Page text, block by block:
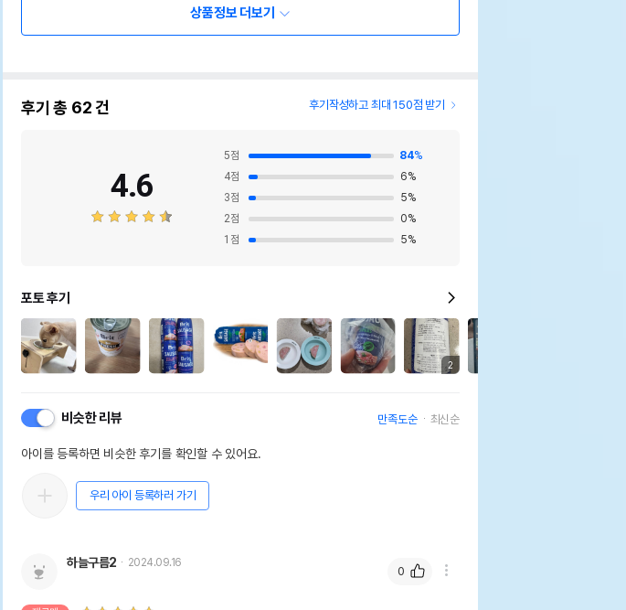
상품정보 더보기
후기 총 62건 후기작성하고 최대 150점 받기
4.6
5점 84%
4점 6%
3점 5%
2점 0%
1 점 5%
포토 후기
2
비슷한 리뷰 만족도순 최신순
아이를 등록하면 비슷한 후기를 확인할 수 있어요.
우리 아이 등록하러 가기
하늘구름2 2024.09.16
0